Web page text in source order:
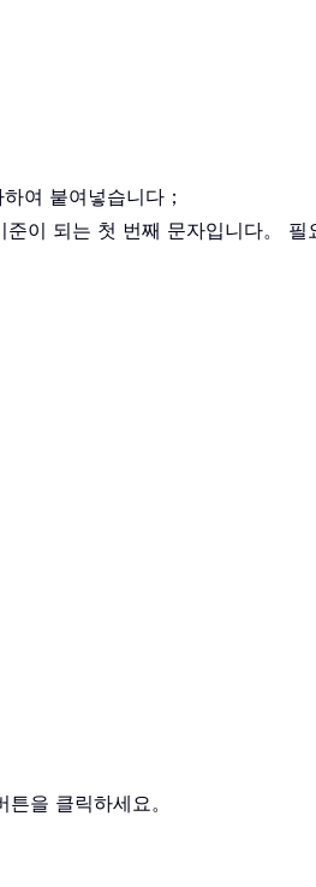
여 붙여넣습니다；
이 되는 첫 번째 문자입니다。 필
튼을 클릭하세요。